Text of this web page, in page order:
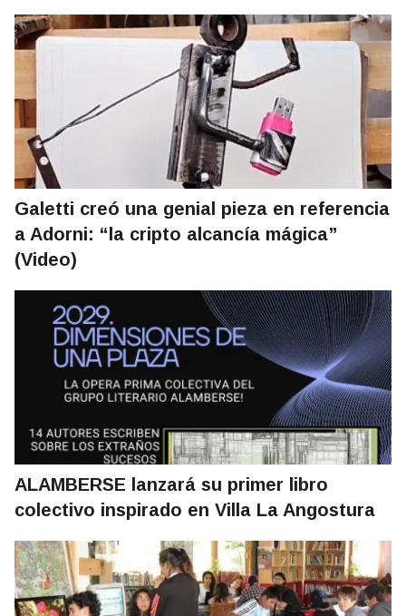
Galetti creó una genial pieza en referencia
a Adorni: “la cripto alcancía mágica”
(Video)
ALAMBERSE lanzará su primer libro
colectivo inspirado en Villa La Angostura